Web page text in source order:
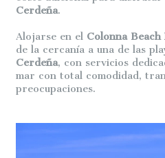
Cerdeña.
Alojarse en el Colonna Beach
de la cercanía a una de las
Cerdeña, con servicios
mar con total comodidad,
preocupaciones.